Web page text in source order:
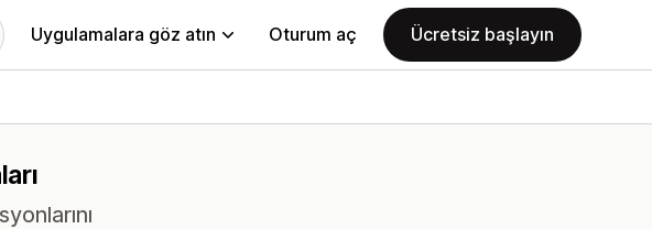
Uygulamalara göz atın Oturum aç Ücretsiz başlayın